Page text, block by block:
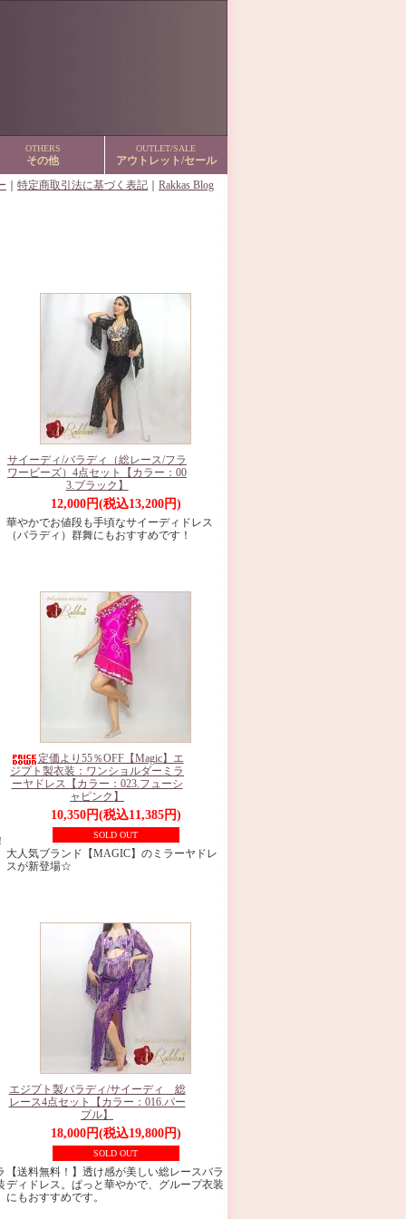
OTHERS
その他
OUTLET/SALE
アウトレット/セール
特定商取引法に基づく表記 Rakkas Blog
サイーディ/バラディ（総レース/フラ
ワービーズ）4点セット【カラー：00
3.ブラック】
12,000円(税込13,200円)
華やかでお値段も手頃なサイーディドレス
（バラディ）群舞にもおすすめです！
定価より55％OFF【Magic】エ
ジプト製衣装：ワンショルダーミラ
ーヤドレス【カラー：023.フューシ
ャピンク】
10,350円(税込11,385円)
SOLD OUT
大人気ブランド【MAGIC】のミラーヤドレ
スが新登場☆
エジプト製バラディ/サイーディ 総
レース4点セット【カラー：016.パー
プル】
18,000円(税込19,800円)
SOLD OUT
【送料無料！】透け感が美しい総レースバラ
ディドレス。ぱっと華やかで、グループ衣装
にもおすすめです。